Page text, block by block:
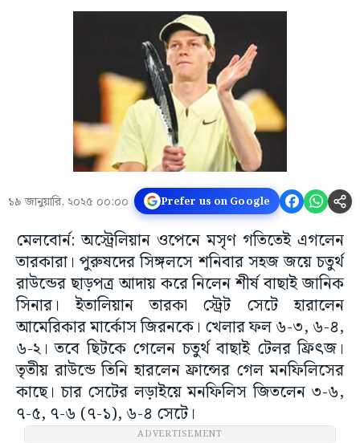
১৯ জানুয়ারি, ২০২৫ ০০:০০ Prefer us on Google
মেলবোর্ন: অস্ট্রেলিয়ান ওপেনে মসৃণ গতিতেই এগলেন
তারকারা। পুরুষদের সিঙ্গলসে শনিবার সহজ জয়ে চতুর্থ
রাউন্ডের ছাড়পত্র আদায় করে নিলেন শীর্ষ বাছাই জানিক
সিনার। ইতালিয়ান তারকা স্ট্রেট সেটে হারালেন
আমেরিকার মার্কোস জিরনকে। খেলার ফল ৬-৩, ৬-৪,
৬-২। তবে ছিটকে গেলেন চতুর্থ বাছাই টেলর ফ্রিৎজ।
তৃতীয় রাউন্ডে তিনি হারলেন ফ্রান্সের গেল মনফিলিসের
কাছে। চার সেটের লড়াইয়ে মনফিলিস জিতলেন ৩-৬,
৭-৫, ৭-৬ (৭-১), ৬-৪ সেটে।
ADVERTISEMENT